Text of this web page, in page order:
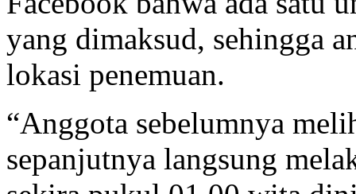
yang dimaksud, sehingga
lokasi penemuan.
“Anggota sebelumnya
sepanjutnya langsung